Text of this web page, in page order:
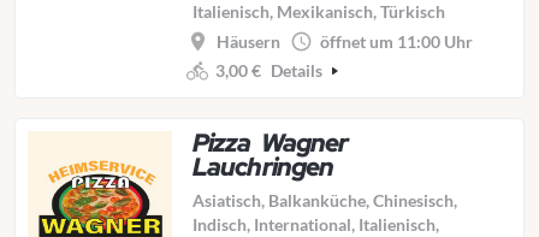
Italienisch, Mexikanisch, Türkisch
Häusern
öffnet um 11:00 Uhr
3,00 € Details
Pizza Wagner
Lauchringen
Asiatisch, Balkanküche, Chinesisch,
Indisch, International, Italienisch,